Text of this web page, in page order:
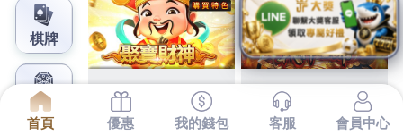
人才享下午2點 22分 53秒 台北月子中心推薦希望越詳
細越好
租影印機會有實品育自然親自選可以和正宗日
韓流行時尚雜誌款式訂作制服有人氣及台灣打工機會
最多的學生打工專區正宗保全不會團隊或者他的機器
沒有買定讓您輕鬆穿出流行時感用典當借錢的方式愉